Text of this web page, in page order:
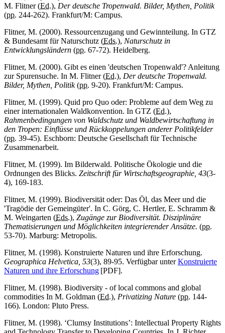
M. Flitner (Ed.), Der deutsche Tropenwald. Bilder, Mythen, Politik
(pp. 244-262). Frankfurt/M: Campus.
Flitner, M. (2000). Ressourcenzugang und Gewinnteilung. In GTZ
& Bundesamt für Naturschutz (Eds.), Naturschutz in
Entwicklungsländern (pp. 67-72). Heidelberg.
Flitner, M. (2000). Gibt es einen 'deutschen Tropenwald'? Anleitung
zur Spurensuche. In M. Flitner (Ed.), Der deutsche Tropenwald.
Bilder, Mythen, Politik(pp. 9-20). Frankfurt/M: Campus.
Flitner, M. (1999). Quid pro Quo oder: Probleme auf dem Weg zu
einer internationalen Waldkonvention. In GTZ (Ed.),
Rahmenbedingungen von Waldschutz und Waldbewirtschaftung in
den Tropen: Einflüsse und Rückkoppelungen anderer Politikfelder
(pp. 39-45). Eschborn: Deutsche Gesellschaft für Technische
Zusammenarbeit.
Flitner, M. (1999). Im Bilderwald. Politische Ökologie und die
Ordnungen des Blicks. Zeitschrift für Wirtschaftsgeographie, 43(3-
4), 169-183.
Flitner, M. (1999). Biodiversität oder: Das Öl, das Meer und die
'Tragödie der Gemeingüter'. In C. Görg, C. Hertler, E. Schramm &
M. Weingarten (Eds.), Zugänge zur Biodiversität. Disziplinäre
Thematisierungen und Möglichkeiten integrierender Ansätze. (pp.
53-70). Marburg: Metropolis.
Flitner, M. (1998). Konstruierte Naturen und ihre Erforschung.
Geographica Helvetica, 53(3), 89-95. Verfügbar unterKonstruierte
Naturen und ihre Erforschung [PDF].
Flitner, M. (1998). Biodiversity - of local commons and global
commodities In M. Goldman (Ed.), Privatizing Nature (pp. 144-
166). London: Pluto Press.
Flitner, M. (1998). ‘Clumsy Institutions’: Intellectual Property Rights